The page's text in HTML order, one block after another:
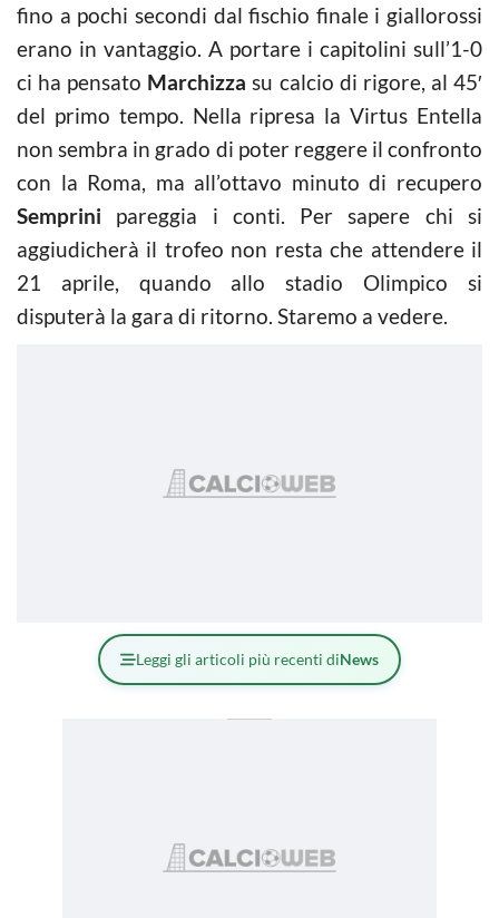
fino a pochi secondi dal fischio finale i giallorossi
erano in vantaggio. A portare i capitolini sull’1-0
ci ha pensato Marchizza su calcio di rigore, al 45′
del primo tempo. Nella ripresa la Virtus Entella
non sembra in grado di poter reggere il confronto
con la Roma, ma all’ottavo minuto di recupero
Semprini pareggia i conti. Per sapere chi si
aggiudicherà il trofeo non resta che attendere il
21 aprile, quando allo stadio Olimpico si
disputerà la gara di ritorno. Staremo a vedere.
Leggi gli articoli più recenti diNews